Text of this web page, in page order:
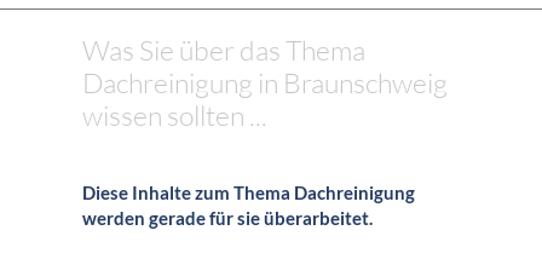
Was Sie über das Thema
Dachreinigung in Braunschweig
wissen sollten ...
Diese Inhalte zum Thema Dachreinigung
werden gerade für sie überarbeitet.